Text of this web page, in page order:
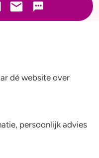
dé website over
persoonlijk advies